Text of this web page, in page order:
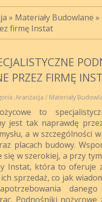
» Materiały Budowlane »
firmę Instat
PRZEZ FIRMĘ
Aranżacja / Materiały
to
jest tak naprawdę
a w szczególności
placach budowy.
się w szerokiej, a przy
Instat, która to oferuje
sprzedaż, co jak
Podnośniki